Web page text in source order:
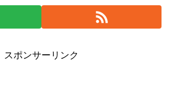
スポンサーリンク